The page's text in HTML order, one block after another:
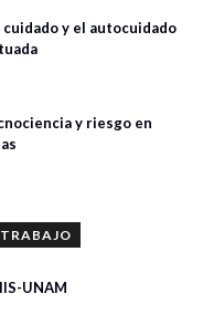
y el autocuidado
y riesgo en
UNAM